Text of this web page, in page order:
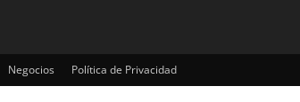
Negocios Política de Privacidad